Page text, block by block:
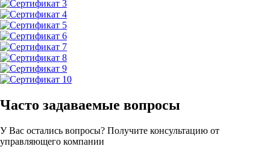
Часто задаваемые вопросы
У Вас остались вопросы? Получите консультацию от
управляющего компании